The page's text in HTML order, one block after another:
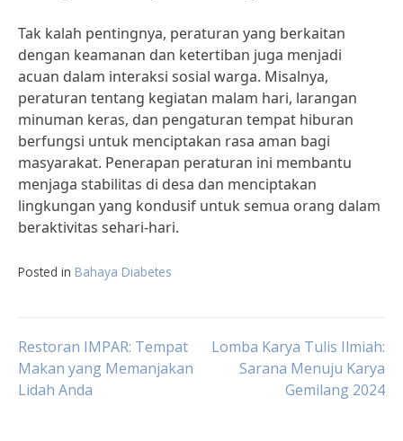
Tak kalah pentingnya, peraturan yang berkaitan
dengan keamanan dan ketertiban juga menjadi
acuan dalam interaksi sosial warga. Misalnya,
peraturan tentang kegiatan malam hari, larangan
minuman keras, dan pengaturan tempat hiburan
berfungsi untuk menciptakan rasa aman bagi
masyarakat. Penerapan peraturan ini membantu
menjaga stabilitas di desa dan menciptakan
lingkungan yang kondusif untuk semua orang dalam
beraktivitas sehari-hari.
Posted in Bahaya Diabetes
Post
navigation
Restoran IMPAR: Tempat
Makan yang Memanjakan
Lidah Anda
Lomba Karya Tulis Ilmiah:
Sarana Menuju Karya
Gemilang 2024